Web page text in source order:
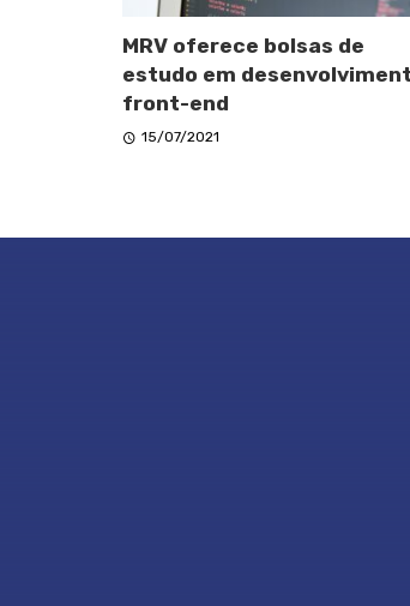
MRV oferece bolsas de
estudo em
front-end
15/07/2021